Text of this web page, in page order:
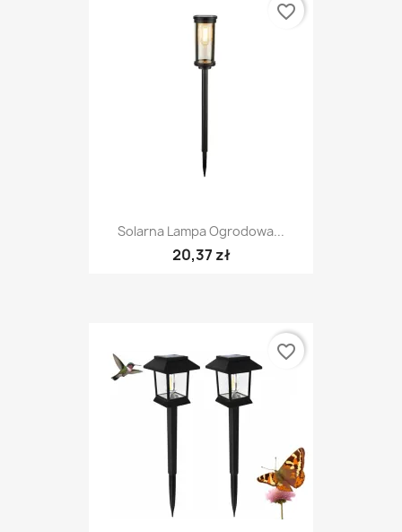
Solarna Lampa Ogrodowa...
20,37 zł
favorite_border
favorite_border